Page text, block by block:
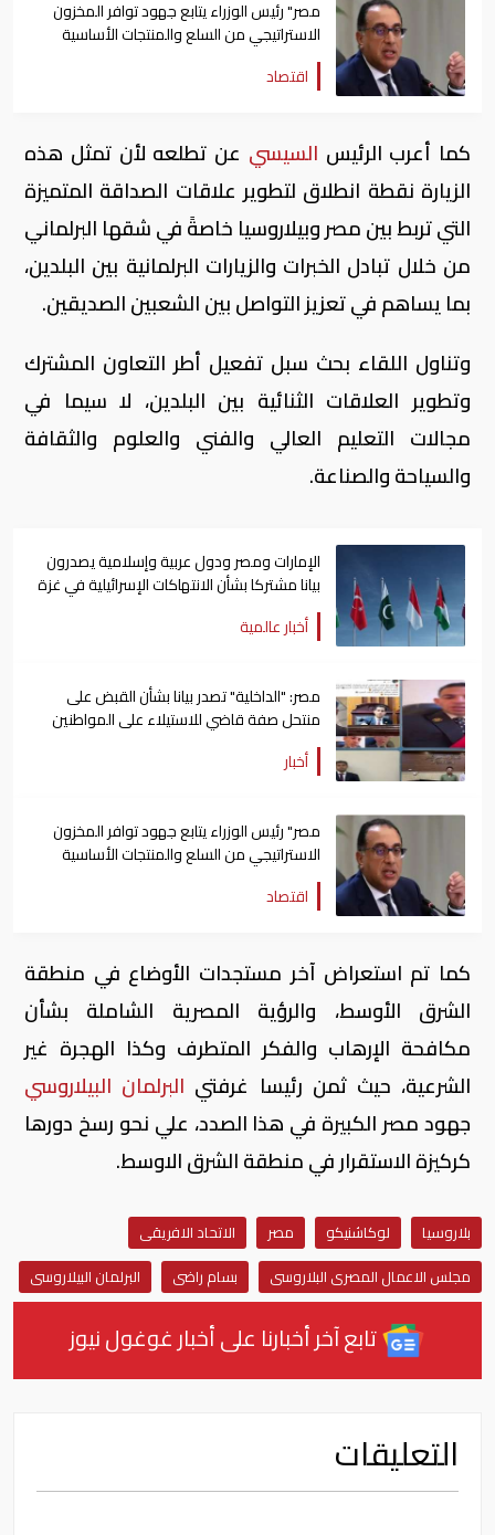
مصر" رئيس الوزراء يتابع جهود توافر المخزون
الاستراتيجي من السلع والمنتجات الأساسية
اقتصاد
كما أعرب الرئيس السيسي عن تطلعه لأن تمثل هذه
الزيارة نقطة انطلاق لتطوير علاقات الصداقة المتميزة
التي تربط بين مصر وبيلاروسيا خاصةً في شقها البرلماني
من خلال تبادل الخبرات والزيارات البرلمانية بين البلدين،
بما يساهم في تعزيز التواصل بين الشعبين الصديقين.
وتناول اللقاء بحث سبل تفعيل أطر التعاون المشترك
وتطوير العلاقات الثنائية بين البلدين، لا سيما في
مجالات التعليم العالي والفني والعلوم والثقافة
والسياحة والصناعة.
الإمارات ومصر ودول عربية وإسلامية يصدرون
بيانا مشتركا بشأن الانتهاكات الإسرائيلية في غزة
أخبار عالمية
مصر: "الداخلية" تصدر بيانا بشأن القبض على
منتحل صفة قاضي للاستيلاء على المواطنين
أخبار
مصر" رئيس الوزراء يتابع جهود توافر المخزون
الاستراتيجي من السلع والمنتجات الأساسية
اقتصاد
كما تم استعراض آخر مستجدات الأوضاع في منطقة
الشرق الأوسط، والرؤية المصرية الشاملة بشأن
مكافحة الإرهاب والفكر المتطرف وكذا الهجرة غير
الشرعية، حيث ثمن رئيسا غرفتي البرلمان البيلاروسي
جهود مصر الكبيرة في هذا الصدد، علي نحو رسخ دورها
كركيزة الاستقرار في منطقة الشرق الاوسط.
بلاروسيا لوكاشنيكو مصر
الاتحاد الافريقى
مجلس الاعمال المصرى البلاروسى
بسام راضى البرلمان البيلاروسى
تابع آخر أخبارنا على أخبار غوغول نيوز
التعليقات